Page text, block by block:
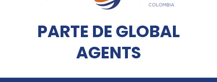
PARTE DE GLOBAL
AGENTS